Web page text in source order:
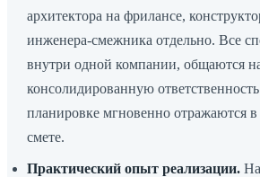
архитектора на фрилансе,
инженера-смежника отдельно. Все
внутри одной компании, общаются
консолидированную
планировке мгновенно отражаются в
смете.
Практический опыт реализации.